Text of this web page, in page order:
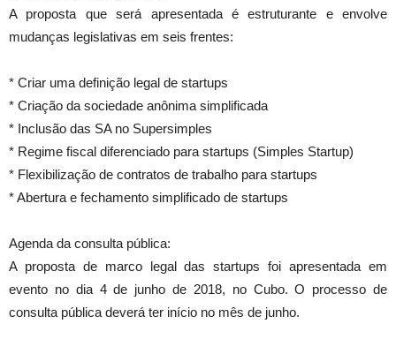
A proposta que será apresentada é estruturante e envolve
mudanças legislativas em seis frentes:
* Criar uma definição legal de startups
* Criação da sociedade anônima simplificada
* Inclusão das SA no Supersimples
* Regime fiscal diferenciado para startups (Simples Startup)
* Flexibilização de contratos de trabalho para startups
* Abertura e fechamento simplificado de startups
Agenda da consulta pública:
A proposta de marco legal das startups foi apresentada em
evento no dia 4 de junho de 2018, no Cubo. O processo de
consulta pública deverá ter início no mês de junho.